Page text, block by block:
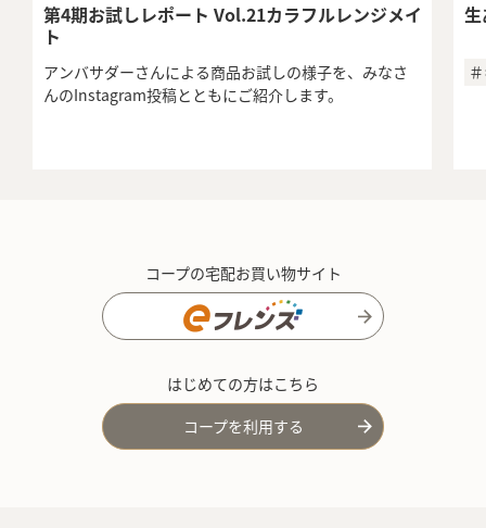
第4期お試しレポート Vol.21カラフルレンジメイ
ト
アンバサダーさんによる商品お試しの様子を、みなさ
んのInstagram投稿とともにご紹介します。
コープの宅配お買い物サイト
はじめての方はこちら
コープを利用する